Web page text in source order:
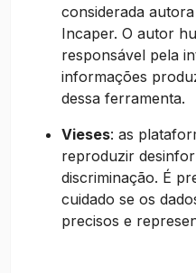
considerada
Incaper. O autor
responsável pela
informações
dessa ferramenta.
Vieses: as
reproduzir
discriminação. É
cuidado se os
precisos e